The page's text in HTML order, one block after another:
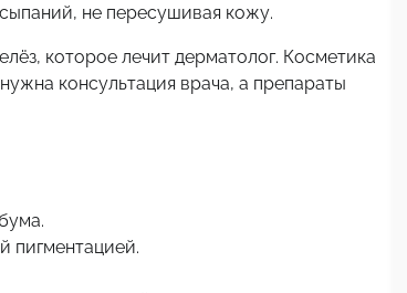
не пересушивая кожу.
которое лечит дерматолог. Косметика
консультация врача, а препараты
пигментацией.